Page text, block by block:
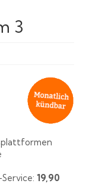
3
19,90